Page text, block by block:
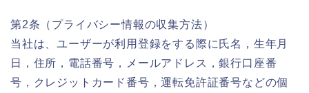
第2条（プライバシー情報の収集方法）
当社は、ユーザーが利用登録をする際に氏名，生年月
日，住所，電話番号，メールアドレス，銀行口座番
号，クレジットカード番号，運転免許証番号などの個